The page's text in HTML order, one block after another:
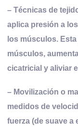
– Técnicas de
aplica presión a
los músculos.
músculos,
cicatricial y aliviar
– Movilización o
medidos de
fuerza (de suave a